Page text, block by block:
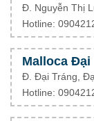
Đ. Nguyễn Thị
Hotline:
Malloca Đại
Đ. Đại Tráng,
Hotline: